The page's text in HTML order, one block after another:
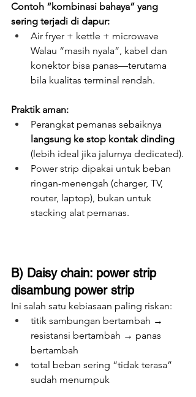
Contoh “kombinasi bahaya” yang
sering terjadi di dapur:
Air fryer + kettle + microwave
Walau “masih nyala”, kabel dan
konektor bisa panas—terutama
bila kualitas terminal rendah.
Praktik aman:
Perangkat pemanas sebaiknya
langsung ke stop kontak dinding
(lebih ideal jika jalurnya dedicated).
Power strip dipakai untuk beban
ringan-menengah (charger, TV,
router, laptop), bukan untuk
stacking alat pemanas.
B) Daisy chain: power strip
disambung power strip
Ini salah satu kebiasaan paling riskan:
titik sambungan bertambah →
resistansi bertambah → panas
bertambah
total beban sering “tidak terasa”
sudah menumpuk